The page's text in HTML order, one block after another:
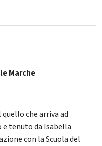
Marche
che arriva ad
tenuto da Isabella
con la Scuola del